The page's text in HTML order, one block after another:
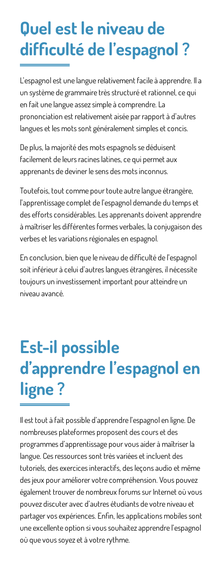
Quel est le niveau de
difficulté de l’espagnol ?
L’espagnol est une langue relativement facile à apprendre. Il a
un système degrammaire très structuré et rationnel, ce qui
en fait une langue assez simple à comprendre. La
prononciation est relativement aisée par rapport à d’autres
langues et les motssont généralement simples et concis.
De plus, la majorité des mots espagnolsse déduisent
facilement de leurs racines latines, ce qui permet aux
apprenants de deviner le sens des mots inconnus.
Toutefois, tout comme pour toute autre langue étrangère,
l’apprentissage complet de l’espagnol demande du tempset
des efforts considérables. Les apprenants doivent apprendre
à maîtriser lesdifférentes formes verbales, la conjugaison des
verbes et les variations régionalesen espagnol.
En conclusion, bien que le niveau de difficulté de l’espagnol
soit inférieur à celui d’autres langues étrangères, il nécessite
toujours un investissement important pour atteindre un
niveau avancé.
Est-il possible
d’apprendre l’espagnol en
ligne ?
Il est tout à fait possible d’apprendre l’espagnol en ligne. De
nombreuses plateformes proposent des cours et des
programmes d’apprentissage pour vous aider à maîtriser la
langue. Ces ressources sont très variées et incluent des
tutoriels, des exercices interactifs, des leçons audio et même
des jeux pour améliorer votre compréhension. Vous pouvez
également trouver de nombreux forums sur Internet où vous
pouvez discuter avec d’autres étudiants devotre niveau et
partager vos expériences. Enfin, les applications mobiles sont
une excellente option si vous souhaitez apprendre l’espagnol
où quevous soyez et à votre rythme.